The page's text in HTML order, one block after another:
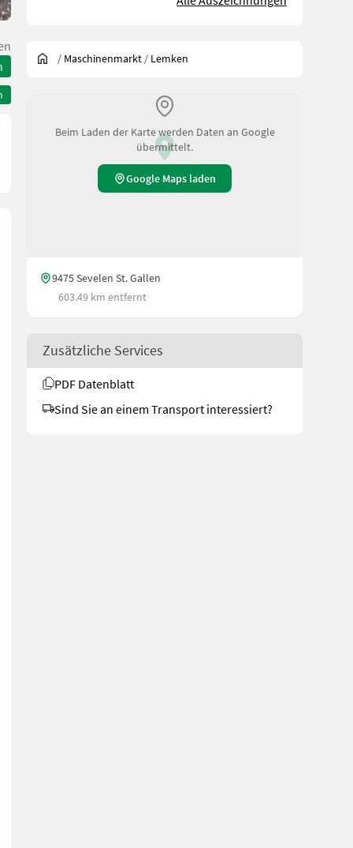
/ Maschinenmarkt / Lemken
Beim Laden der Karte werden Daten an Google
übermittelt.
Google Maps laden
9475 Sevelen St. Gallen
603.49 km entfernt
Zusätzliche Services
PDF Datenblatt
Sind Sie an einem Transport interessiert?